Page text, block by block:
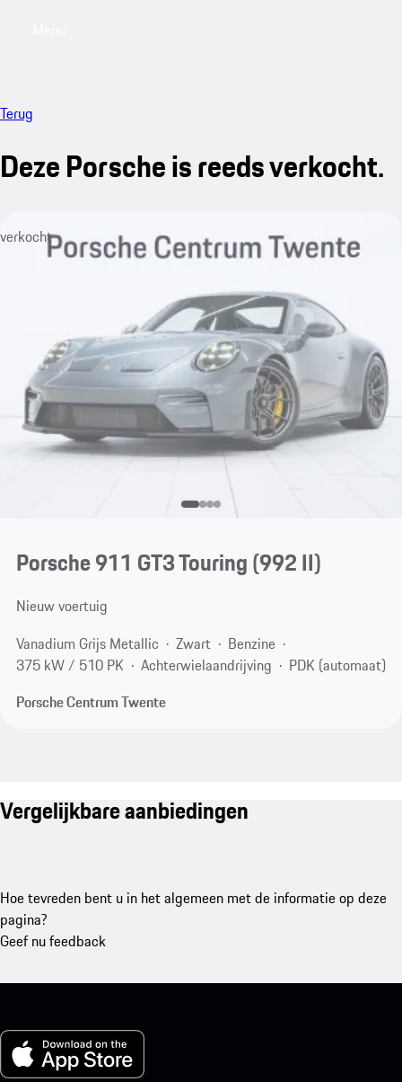
Terug
Deze Porsche is reeds verkocht.
verkocht
Porsche 911 GT3 Touring(992 II)
Nieuw voertuig
Vanadium Grijs Metallic
Zwart
Benzine
375 kW / 510 PK
Achterwielaandrijving
PDK (automaat)
Porsche Centrum Twente
Vergelijkbare aanbiedingen
Hoe tevreden bent u in het algemeen met de informatie op deze
pagina?
Geef nu feedback